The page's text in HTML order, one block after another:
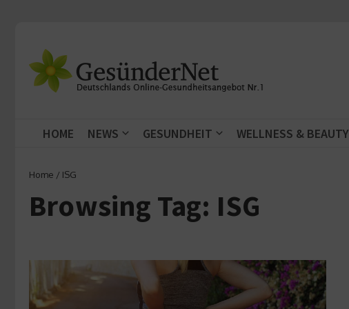
HOME NEWS GESUNDHEIT WELLNESS & BEAUTY
Home / ISG
Browsing Tag: ISG